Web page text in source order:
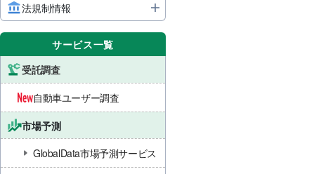
法規制情報
サービス一覧
受託調査
自動車ユーザー調査
市場予測
GlobalData市場予測サービス